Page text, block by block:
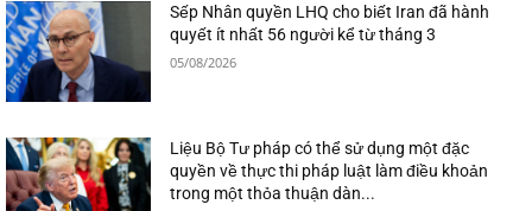
Sếp Nhân quyền LHQ cho biết Iran đã hành
quyết ít nhất 56 người kể từ tháng 3
05/08/2026
Liệu Bộ Tư pháp có thể sử dụng một đặc
quyền về thực thi pháp luật làm điều khoản
trong một thỏa thuận dàn...